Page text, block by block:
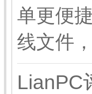
单更便
线文件
LianPC